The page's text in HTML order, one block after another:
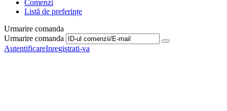
Comenzi
Listă de preferințe
Urmarire comanda
Urmarire comanda
AutentificareInregistrati-va